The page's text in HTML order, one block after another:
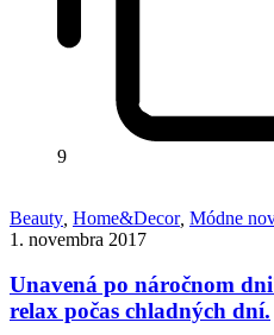
9
Beauty Home&Decor, Módne
1. novembra 2017
Unavená po náročnom
relax počas chladných dní.